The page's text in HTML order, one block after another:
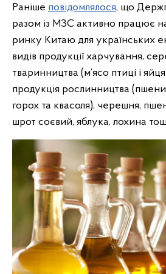
Раніше повідомлялося, що
разом із МЗС активно працює
ринку Китаю для українських
видів продукції харчування,
тваринництва (м’ясо птиці і
продукція рослинництва
горох та квасоля), черешня,
шрот соєвий, яблука, лохина